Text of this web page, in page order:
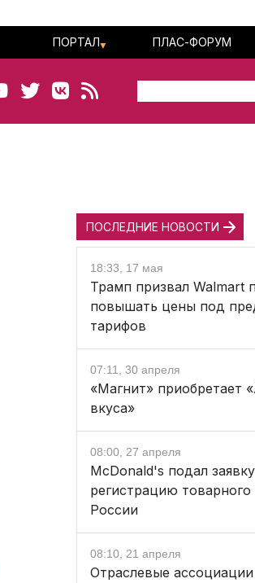
ПОРТАЛ ПЛАС-ФОРУМ
ПОСЛЕДНИЕ НОВОСТИ
18:33, 17 мая
Трамп призвал Walmart
повышать цены под
тарифов
07:11, 30 апреля
«Магнит» приобретает
вкуса»
08:00, 27 апреля
McDonald's подал
регистрацию товарного
России
08:10, 21 апреля
Отраслевые